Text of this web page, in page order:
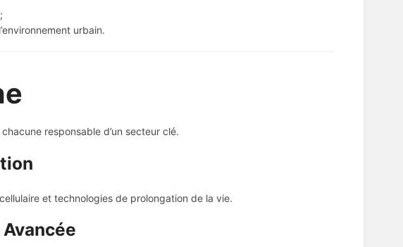
urbain.
chacune responsable d’un secteur clé.
et technologies de prolongation de la vie.